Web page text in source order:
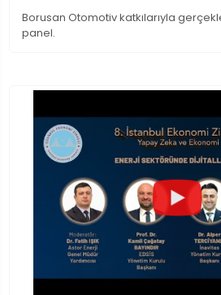
Borusan Otomotiv katkılarıyla
panel.